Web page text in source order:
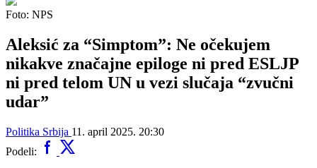
Foto: NPS
Aleksić za “Simptom”: Ne očekujem
nikakve značajne epiloge ni pred ESLJP
ni pred telom UN u vezi slučaja “zvučni
udar”
Politika Srbija 11. april 2025. 20:30
Podeli: